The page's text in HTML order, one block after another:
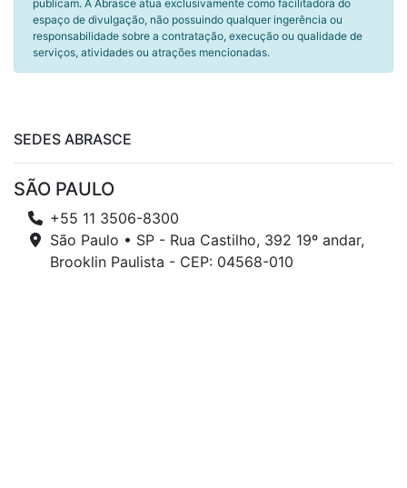
publicam. A Abrasce atua exclusivamente como facilitadora do
espaço de divulgação, não possuindo qualquer ingerência ou
responsabilidade sobre a contratação, execução ou qualidade de
serviços, atividades ou atrações mencionadas.
SEDES ABRASCE
SÃO PAULO
+55 11 3506-8300
São Paulo • SP - Rua Castilho, 392 19º andar,
Brooklin Paulista - CEP: 04568-010